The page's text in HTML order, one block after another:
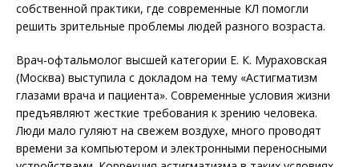
собственной практики, где современные КЛ помогли
решить зрительные проблемы людей разного возраста.
Врач-офтальмолог высшей категории Е. К. Мураховская
(Москва) выступила с докладом на тему «Астигматизм
глазами врача и пациента». Современные условия жизни
предъявляют жесткие требования к зрению человека.
Люди мало гуляют на свежем воздухе, много проводят
времени за компьютером и электронными переносными